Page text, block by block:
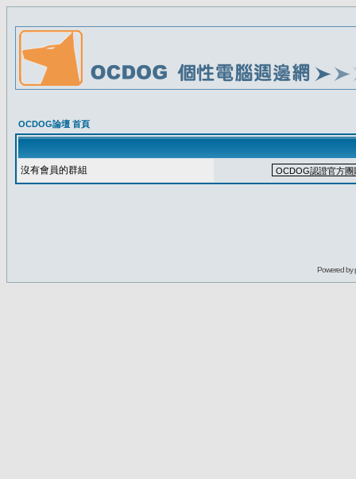
OCDOG論壇 首頁
沒有會員的群組
Powered by